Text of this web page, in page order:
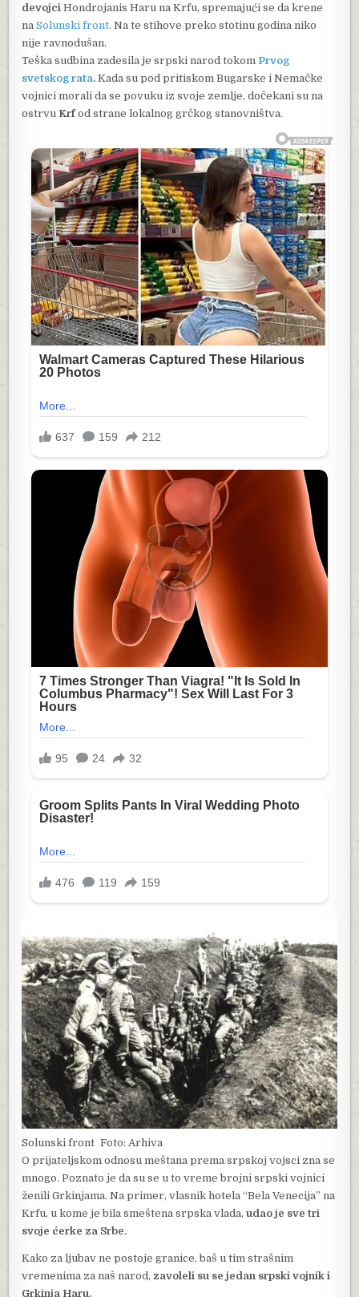
devojci Hondrojanis Haru na Krfu, spremajući se da krene
naSolunski front. Na te stihove preko stotinu godina niko
nije ravnodušan.
Teška sudbina zadesila je srpski narod tokom Prvog
svetskog rata. Kada su pod pritiskom Bugarske i Nemačke
vojnici morali da se povuku iz svoje zemlje, dočekani su na
ostrvu Krfod strane lokalnog grčkog stanovništva.
Solunski frontFoto: Arhiva
O prijateljskom odnosu meštana prema srpskoj vojsci zna se
mnogo. Poznato je da su se u to vreme brojni srpski vojnici
ženili Grkinjama. Na primer, vlasnik hotela “Bela Venecija” na
Krfu, u kome je bila smeštena srpska vlada,udao je sve tri
svoje ćerke za Srbe.
Kako za ljubav ne postoje granice, baš u tim strašnim
vremenima za naš narod, zavoleli su se jedan srpski vojnik i
Grkinja Haru.